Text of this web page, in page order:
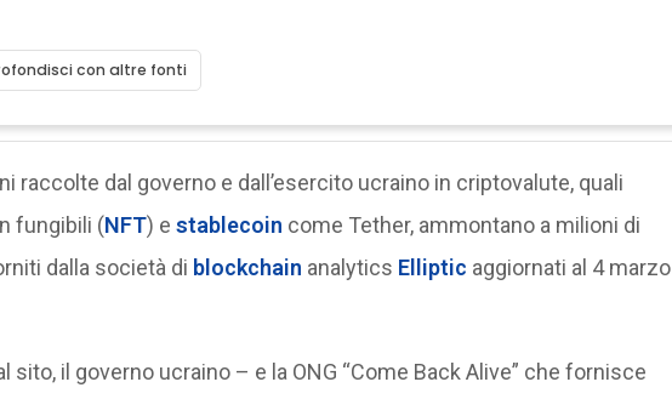
con altre fonti
raccolte dal governo e dall’esercito ucraino in criptovalute, quali
fungibili (NFT) e stablecoin come Tether, ammontano a milioni di
dalla società di blockchain analytics Elliptic aggiornati al 4 marzo
sito, il governo ucraino – e la ONG “Come Back Alive” che fornisce